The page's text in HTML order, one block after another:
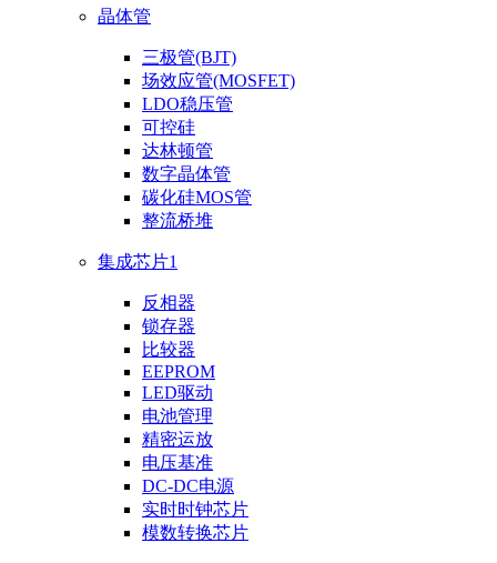
晶体管
三极管(BJT)
场效应管(MOSFET)
LDO稳压管
可控硅
达林顿管
数字晶体管
碳化硅MOS管
整流桥堆
集成芯片1
反相器
锁存器
比较器
EEPROM
LED驱动
电池管理
精密运放
电压基准
DC-DC电源
实时时钟芯片
模数转换芯片